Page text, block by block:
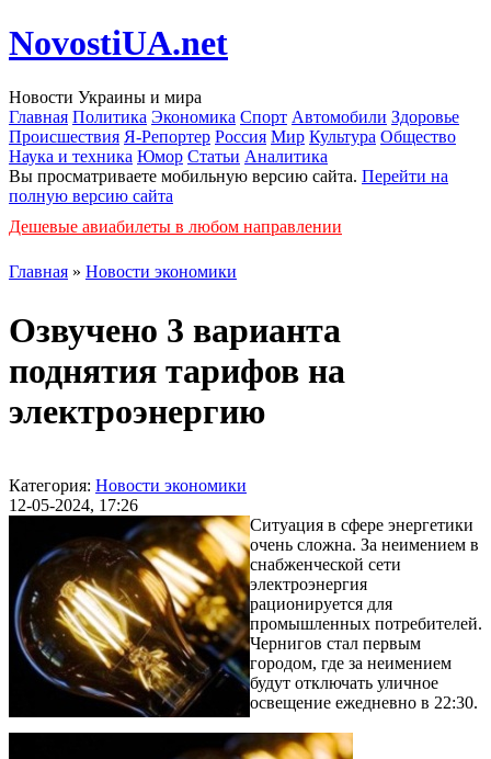
NovostiUA.net
Новости Украины и мира
Главная Политика Экономика Спорт Автомобили Здоровье
Происшествия Я-Репортер Россия Мир Культура Общество
Наука и техника Юмор Статьи Аналитика
Вы просматриваете мобильную версию сайта. Перейти на
полную версию сайта
Дешевые авиабилеты в любом направлении
Главная » Новости экономики
Озвучено 3 варианта
поднятия тарифов на
электроэнергию
Категория: Новости экономики
12-05-2024, 17:26
Ситуация в сфере энергетики
очень сложна. За неимением в
снабженческой сети
электроэнергия
рационируется для
промышленных потребителей.
Чернигов стал первым
городом, где за неимением
будут отключать уличное
освещение ежедневно в 22:30.